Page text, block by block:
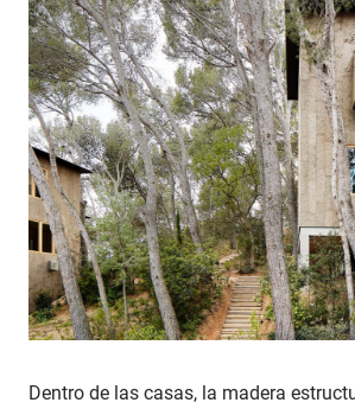
Dentro de las casas, la madera